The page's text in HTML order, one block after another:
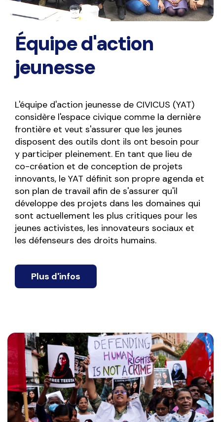
Équipe d'action
jeunesse
L'équipe d'action jeunesse de CIVICUS (YAT)
considère l'espace civique comme la dernière
frontière et veut s'assurer que les jeunes
disposent des outils dont ils ont besoin pour
y participer pleinement. En tant que lieu de
co-création et de conception de projets
innovants, le YAT définit son propre agenda et
son plan de travail afin de s'assurer qu'il
développe des projets dans les domaines qui
sont actuellement les plus critiques pour les
jeunes activistes, les innovateurs sociaux et
les défenseurs des droits humains.
Plus d'infos